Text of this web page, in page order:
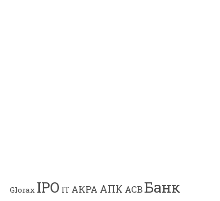
Glorax IPO IT АКРА АПК АСВБанк